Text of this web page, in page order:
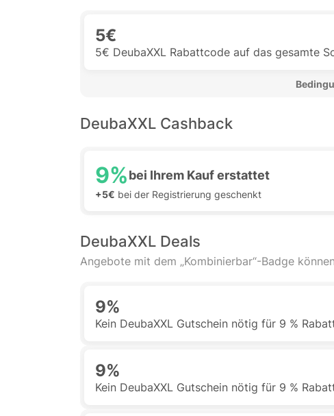
5€
5€ DeubaXXL Rabattcode auf das gesamte
DeubaXXL Cashback
9%bei Ihrem Kauf erstattet
+5€ bei der Registrierung geschenkt
DeubaXXL Deals
Angebote mit dem „Kombinierbar“-Badge
9%
Kein DeubaXXL Gutschein nötig für 9 %
9%
Kein DeubaXXL Gutschein nötig für 9 %